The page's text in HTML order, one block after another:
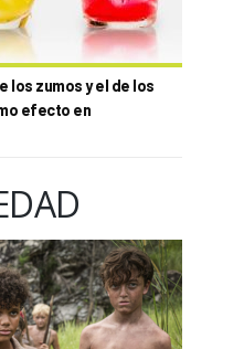
los zumos y el de los
efecto en